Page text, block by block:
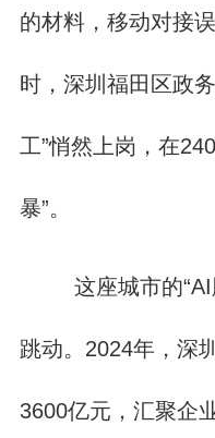
的材料，移动对接
时，深圳福田区政
工”悄然上岗，在
暴”。
这座城市的
跳动。2024年，深
3600亿元，汇聚企